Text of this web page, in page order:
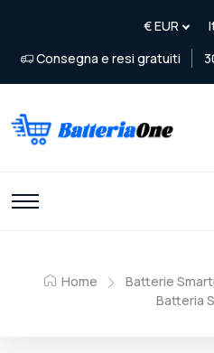
Consegna e resi gratuiti
Home Batterie
Batteria